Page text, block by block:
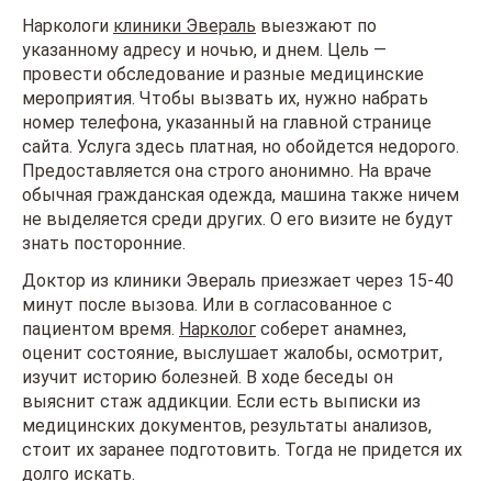
Наркологи клиники Эвераль выезжают по
указанному адресу и ночью, и днем. Цель —
провести обследование и разные медицинские
мероприятия. Чтобы вызвать их, нужно набрать
номер телефона, указанный на главной странице
сайта. Услуга здесь платная, но обойдется недорого.
Предоставляется она строго анонимно. На враче
обычная гражданская одежда, машина также ничем
не выделяется среди других. О его визите не будут
знать посторонние.
Доктор из клиники Эвераль приезжает через 15-40
минут после вызова. Или в согласованное с
пациентом время. Нарколог соберет анамнез,
оценит состояние, выслушает жалобы, осмотрит,
изучит историю болезней. В ходе беседы он
выяснит стаж аддикции. Если есть выписки из
медицинских документов, результаты анализов,
стоит их заранее подготовить. Тогда не придется их
долго искать.